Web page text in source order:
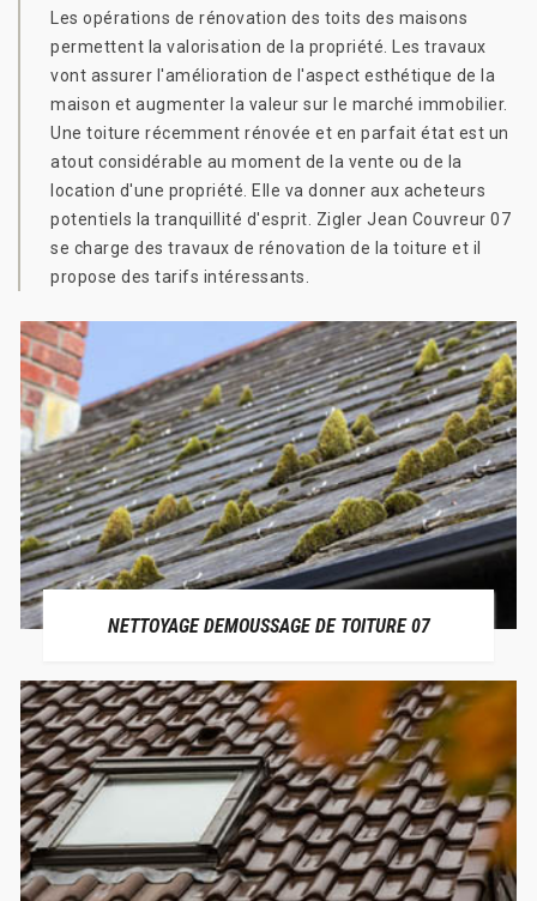
Les opérations de rénovation des toits des maisons
permettent la valorisation de la propriété. Les travaux
vont assurer l'amélioration de l'aspect esthétique de la
maison et augmenter la valeur sur le marché immobilier.
Une toiture récemment rénovée et en parfait état est un
atout considérable au moment de la vente ou de la
location d'une propriété. Elle va donner aux acheteurs
potentiels la tranquillité d'esprit. Zigler Jean Couvreur 07
se charge des travaux de rénovation de la toiture et il
propose des tarifs intéressants.
NETTOYAGE DEMOUSSAGE DE TOITURE 07